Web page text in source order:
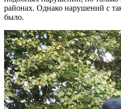
районах. Однако нарушений с
было.